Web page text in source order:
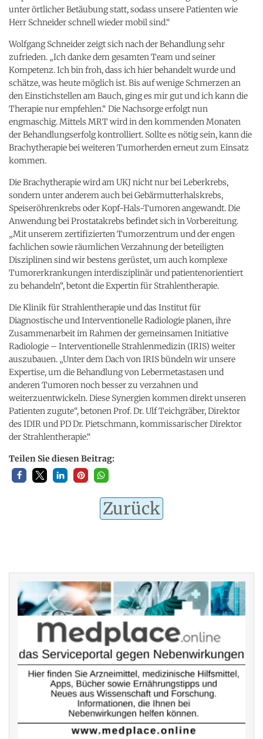
unter örtlicher Betäubung statt, sodass unsere Patienten wie
Herr Schneider schnell wieder mobil sind.“
Wolfgang Schneider zeigt sich nach der Behandlung sehr
zufrieden. „Ich danke dem gesamten Team und seiner
Kompetenz. Ich bin froh, dass ich hier behandelt wurde und
schätze, was heute möglich ist. Bis auf wenige Schmerzen an
den Einstichstellen am Bauch, ging es mir gut und ich kann die
Therapie nur empfehlen.“ Die Nachsorge erfolgt nun
engmaschig. Mittels MRT wird in den kommenden Monaten
der Behandlungserfolg kontrolliert. Sollte es nötig sein, kann die
Brachytherapie bei weiteren Tumorherden erneut zum Einsatz
kommen.
Die Brachytherapie wird am UKJ nicht nur bei Leberkrebs,
sondern unter anderem auch bei Gebärmutterhalskrebs,
Speiseröhrenkrebs oder Kopf-Hals-Tumoren angewandt. Die
Anwendung bei Prostatakrebs befindet sich in Vorbereitung.
„Mit unserem zertifizierten Tumorzentrum und der engen
fachlichen sowie räumlichen Verzahnung der beteiligten
Disziplinen sind wir bestens gerüstet, um auch komplexe
Tumorerkrankungen interdisziplinär und patientenorientiert
zu behandeln“, betont die Expertin für Strahlentherapie.
Die Klinik für Strahlentherapie und das Institut für
Diagnostische und Interventionelle Radiologie planen, ihre
Zusammenarbeit im Rahmen der gemeinsamen Initiative
Radiologie – Interventionelle Strahlenmedizin (IRIS) weiter
auszubauen. „Unter dem Dach von IRIS bündeln wir unsere
Expertise, um die Behandlung von Lebermetastasen und
anderen Tumoren noch besser zu verzahnen und
weiterzuentwickeln. Diese Synergien kommen direkt unseren
Patienten zugute“, betonen Prof. Dr. Ulf Teichgräber, Direktor
des IDIR und PD Dr. Pietschmann, kommissarischer Direktor
der Strahlentherapie.“
Teilen Sie diesen Beitrag:
Zurück